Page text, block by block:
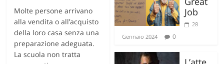
Molte persone arrivano
alla vendita o all’acquisto
della loro casa senza una
preparazione adeguata.
La scuola non tratta
Job
28
Gennaio 2024
0